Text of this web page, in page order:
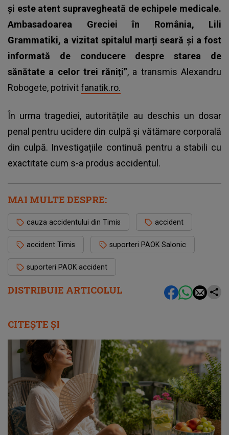
DISTRIBUIE ARTICOLUL
și este atent supravegheată de echipele medicale.
Ambasadoarea Greciei în România, Lili
Grammatiki, a vizitat spitalul marți seară și a fost
informată de conducere despre starea de
sănătate a celor trei răniți”, a transmis Alexandru
Robogete, potrivitfanatik.ro.
În urma tragediei, autoritățile au deschis un dosar
penal pentru ucidere din culpă și vătămare corporală
din culpă. Investigațiile continuă pentru a stabili cu
exactitate cum s-a produs accidentul.
MAI MULTE DESPRE:
cauza accidentului din Timis accident
accident Timis suporteri PAOK Salonic
suporteri PAOK accident
CITEȘTE ȘI